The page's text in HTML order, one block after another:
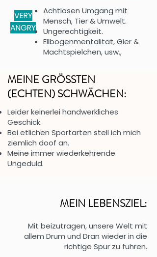
VERY
ANGRY
Achtlosen Umgang mit
Mensch, Tier & Umwelt.
Ungerechtigkeit.
Ellbogenmentalität, Gier &
Machtspielchen, usw.,
MEINE GRÖSSTEN
(ECHTEN) SCHWÄCHEN:
Leider keinerlei handwerkliches
Geschick.
Bei etlichen Sportarten stell ich mich
ziemlich doof an.
Meine immer wiederkehrende
Ungeduld.
MEIN LEBENSZIEL:
Mit beizutragen, unsere Welt mit
allem Drum und Dran wieder in die
richtige Spur zu führen.